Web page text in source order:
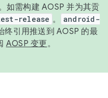
如需构建 AOSP 并为其贡
release 。
android-
终引用推送到 AOSP 的最
AOSP 变更。